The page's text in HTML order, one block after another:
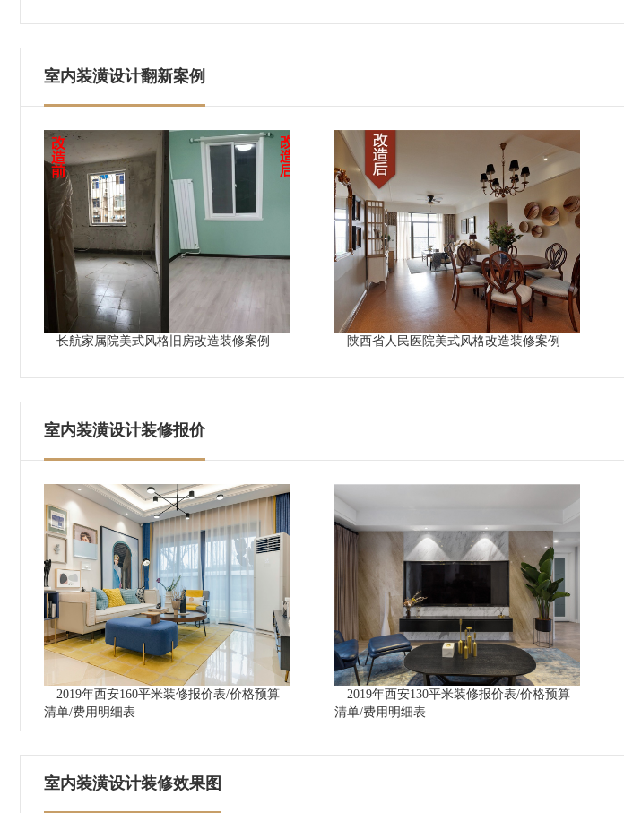
室内装潢设计翻新案例
长航家属院美式风格旧房改造装修案例 陕西省人民医院美式风格改造装修案例
室内装潢设计装修报价
2019年西安160平米装修报价表/价格预算
清单/费用明细表
2019年西安130平米装修报价表/价格预算
清单/费用明细表
室内装潢设计装修效果图